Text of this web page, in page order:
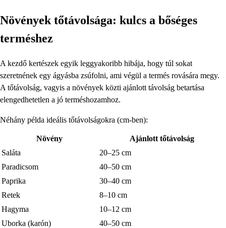
Növények tőtávolsága: kulcs a bőséges
terméshez
A kezdő kertészek egyik leggyakoribb hibája, hogy túl sokat
szeretnének egy ágyásba zsúfolni, ami végül a termés rovására megy.
A tőtávolság, vagyis a növények közti ajánlott távolság betartása
elengedhetetlen a jó terméshozamhoz.
Néhány példa ideális tőtávolságokra (cm-ben):
Növény
Ajánlott tőtávolság
Saláta
20–25 cm
Paradicsom
40–50 cm
Paprika
30–40 cm
Retek
8–10 cm
Hagyma
10–12 cm
Uborka (karón)
40–50 cm